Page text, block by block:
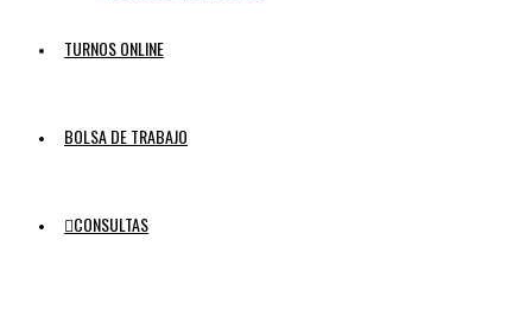
TURNOS ONLINE
BOLSA DE TRABAJO
CONSULTAS